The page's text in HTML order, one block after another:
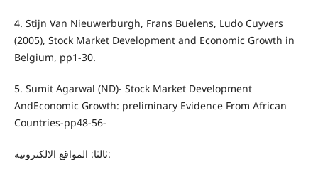
4. Stijn Van Nieuwerburgh, Frans Buelens, Ludo Cuyvers
(2005), Stock Market Development and Economic Growth in
Belgium, pp1-30.
5. Sumit Agarwal (ND)- Stock Market Development
AndEconomic Growth: preliminary Evidence From African
Countries-pp48-56-
ثالثا: المواقع الالكترونية: